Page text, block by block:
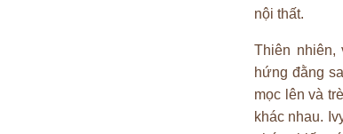
nội thất.
Thiên
hứng đằng
mọc lên và
khác nhau.